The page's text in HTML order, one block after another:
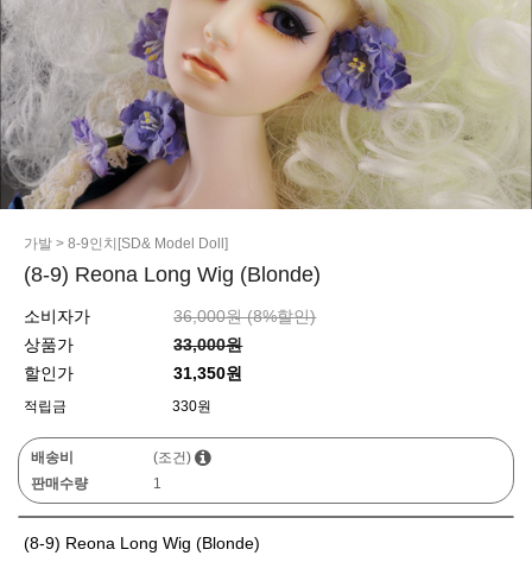
가발 > 8-9인치[SD& Model Doll]
(8-9) Reona Long Wig (Blonde)
소비자가 36,000원 (8%할인)
상품가
33,000원
할인가
31,350원
적립금 330원
배송비
(조건)
판매수량
1
(8-9) Reona Long Wig (Blonde)